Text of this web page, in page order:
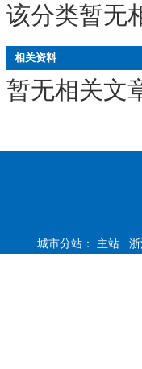
该分类暂无
相关资料
暂无相关文
城市分站： 主站